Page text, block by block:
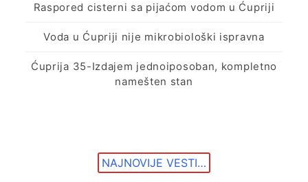
Raspored cisterni sa pijaćom vodom u Ćupriji
Voda u Ćupriji nije mikrobiološki ispravna
Ćuprija 35-Izdajem jednoiposoban, kompletno
namešten stan
NAJNOVIJE VESTI…